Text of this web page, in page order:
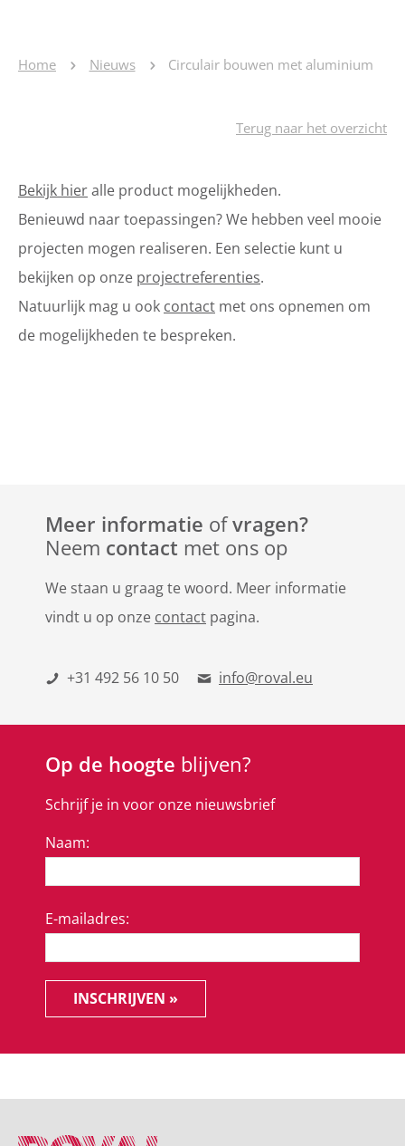
Home Nieuws Circulair bouwen met aluminium
Terug naar het overzicht
Bekijk hieralle product mogelijkheden.
Benieuwd naar toepassingen? We hebben veel mooie
projecten mogen realiseren. Een selectie kunt u
bekijken op onze projectreferenties.
Natuurlijk mag u ook contact met ons opnemen om
de mogelijkheden te bespreken.
Meer informatie ofvragen?
Neem contact met ons op
We staan u graag te woord. Meer informatie
vindt u op onze contact pagina.
+31 492 56 10 50 info@roval.eu
Op de hoogte blijven?
Schrijf je in voor onze nieuwsbrief
Naam:
E-mailadres:
INSCHRIJVEN »